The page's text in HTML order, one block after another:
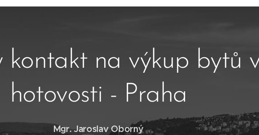
kontakt na výkup bytů
hotovosti - Praha
Mgr. Jaroslav Oborný